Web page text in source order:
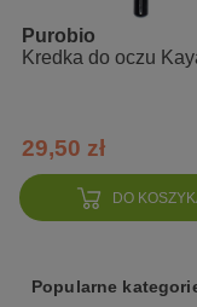
DO
Purobio
Kredka do oczu
29,50 zł
Popularne